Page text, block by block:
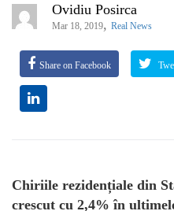
Ovidiu Posirca
Mar 18, 2019, Real News
Share on Facebook
Chiriile rezidențiale din
crescut cu 2,4% în